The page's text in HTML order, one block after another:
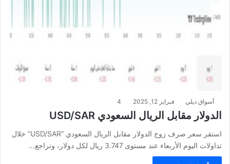
أسواق ديلي فبراير 12, 2025 4
الدولار مقابل الريال السعودي USD/SAR
استقر سعر صرف زوج الدولار مقابل الريال السعودي “USD/SAR” خلال
تداولات اليوم الأربعاء عند مستوى 3.747 ريال لكل دولار، وتراجع…